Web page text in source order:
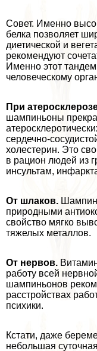
Совет. Именно
белка позволяет
диетической и
рекомендуют
Именно этот
человеческому
При
шампиньоны
сердечно-
холестерин. Это
в рацион людей из
инсультам,
От шлаков.
природными
свойство мягко
тяжелых металлов.
От нервов.
работу всей
шампиньонов
расстройствах
психики.
Кстати, даже
небольшая